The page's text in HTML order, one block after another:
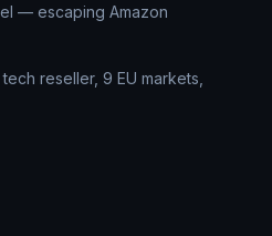
— escaping Amazon
reseller, 9 EU markets,